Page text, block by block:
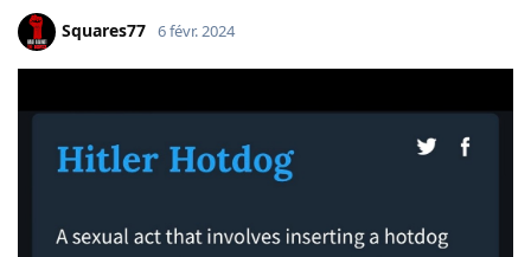
Squares77 6 févr. 2024